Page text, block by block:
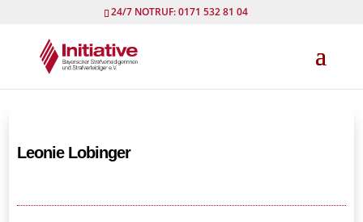
24/7 NOTRUF: 0171 532 81 04
Leonie Lobinger